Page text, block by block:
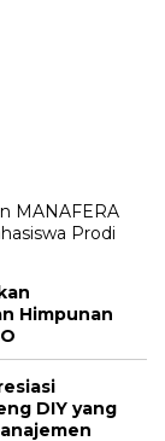
Himpunan
DIY yang